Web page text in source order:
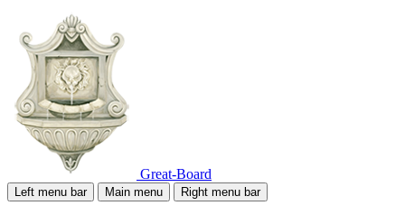
Great-Board
Left menu bar Main menu Right menu bar